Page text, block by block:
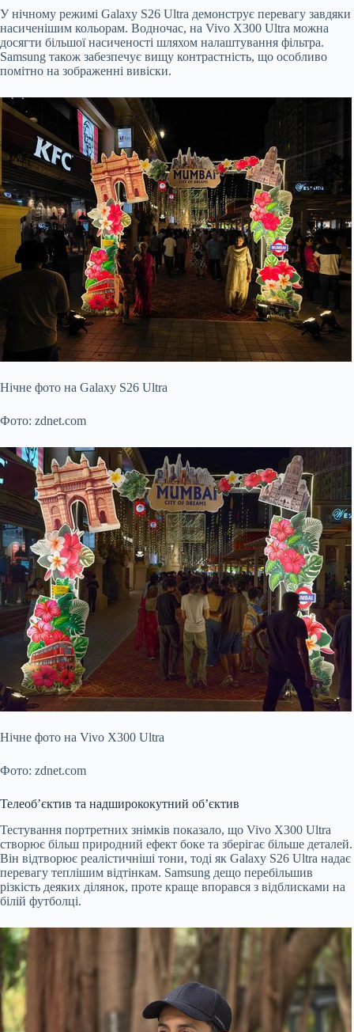
У нічному режимі Galaxy S26 Ultra демонструє перевагу завдяки
насиченішим кольорам. Водночас, на Vivo X300 Ultra можна
досягти більшої насиченості шляхом налаштування фільтра.
Samsung також забезпечує вищу контрастність, що особливо
помітно на зображенні вивіски.
Нічне фото на Galaxy S26 Ultra
Фото: zdnet.com
Нічне фото на Vivo X300 Ultra
Фото: zdnet.com
Телеоб’єктив та надширококутний об’єктив
Тестування портретних знімків показало, що Vivo X300 Ultra
створює більш природний ефект боке та зберігає більше деталей.
Він відтворює реалістичніші тони, тоді як Galaxy S26 Ultra надає
перевагу теплішим відтінкам. Samsung дещо перебільшив
різкість деяких ділянок, проте краще впорався з відблисками на
білій футболці.